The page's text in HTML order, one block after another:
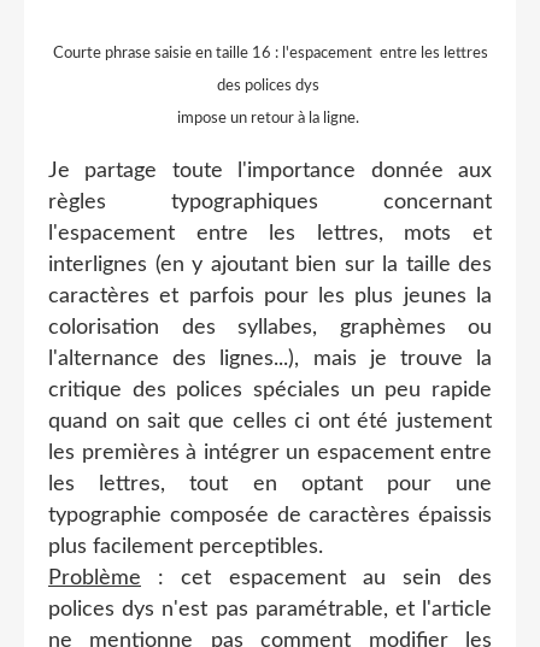
Courte phrase saisie en taille 16 : l'espacement entre les lettres
des polices dys
impose un retour à la ligne.
Je partage toute l'importance donnée aux
règles typographiques concernant
l'espacement entre les lettres, mots et
interlignes (en y ajoutant bien sur la taille des
caractères et parfois pour les plus jeunes la
colorisation des syllabes, graphèmes ou
l'alternance des lignes...), mais je trouve la
critique des polices spéciales un peu rapide
quand on sait que celles ci ont été justement
les premières à intégrer un espacement entre
les lettres, tout en optant pour une
typographie composée de caractères épaissis
plus facilement perceptibles.
Problème : cet espacement au sein des
polices dys n'est pas paramétrable, et l'article
ne mentionne pas comment modifier les